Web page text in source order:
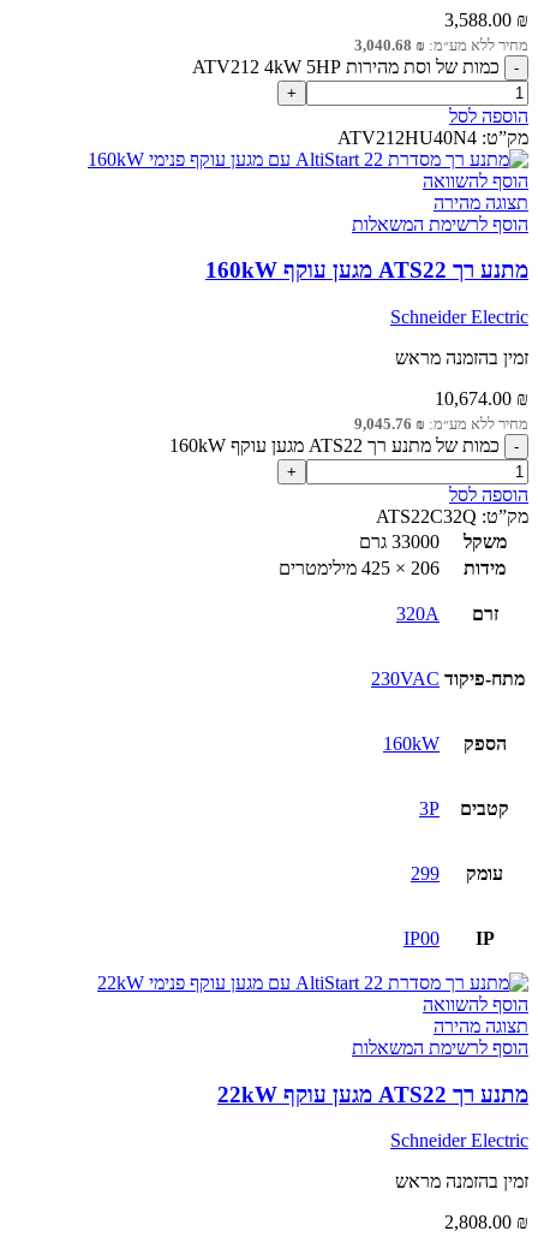
3,588.00 ₪
מחיר ללא מע״מ: 3,040.68 ₪
כמות של וסת מהירות ATV212 4kW 5HP
הוספה לסל
מק”ט: ATV212HU40N4
הוסף להשוואה
תצוגה מהירה
הוסף לרשימת המשאלות
מתנע רך ATS22 מגען עוקף 160kW
Schneider Electric
זמין בהזמנה מראש
10,674.00 ₪
מחיר ללא מע״מ: 9,045.76 ₪
כמות של מתנע רך ATS22 מגען עוקף 160kW
הוספה לסל
מק”ט: ATS22C32Q
משקל
33000 גרם
מידות
206 × 425 מילימטרים
זרם 320A
מתח-פיקוד 230VAC
הספק 160kW
קטבים 3P
עומק 299
IP
IP00
הוסף להשוואה
תצוגה מהירה
הוסף לרשימת המשאלות
מתנע רך ATS22 מגען עוקף 22kW
Schneider Electric
זמין בהזמנה מראש
2,808.00 ₪